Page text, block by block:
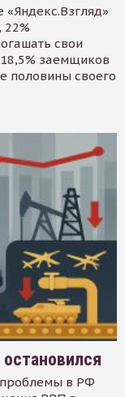
22%
свои
заемщиков
половины своего
проблемы в РФ